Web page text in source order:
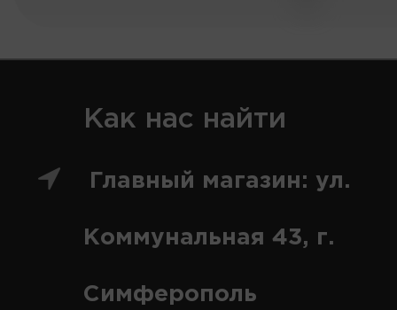
Как нас найти
Главный магазин: ул.
Коммунальная 43, г.
Симферополь